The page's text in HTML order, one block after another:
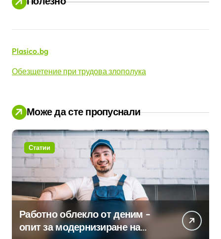
Plasico.bg
Обезщетение при трудова злополука
Може да сте пропуснали
Статии
Работно облекло от деним –
опит за модернизиране на